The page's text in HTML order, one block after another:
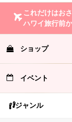
これだけはお
ハワイ旅行前
ショップ
イベント
ジャンル